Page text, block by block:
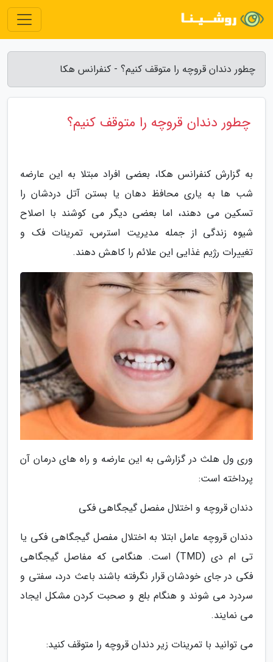
چطور دندان قروچه را متوقف کنیم؟ - کنفرانس هکا
چطور دندان قروچه را متوقف کنیم؟
به گزارش کنفرانس هکا، بعضی افراد مبتلا به این عارضه
شب ها به یاری محافظ دهان یا بستن آتل دردشان را
تسکین می دهند، اما بعضی دیگر می کوشند با اصلاح
شیوه زندگی از جمله مدیریت استرس، تمرینات فک و
تغییرات رژیم غذایی این علائم را کاهش دهند.
وری ول هلث در گزارشی به این عارضه و راه های درمان آن
پرداخته است:
دندان قروچه و اختلال مفصل گیجگاهی فکی
دندان قروچه عامل ابتلا به اختلال مفصل گیجگاهی فکی یا
تی ام دی (TMD) است. هنگامی که مفاصل گیجگاهی
فکی در جای خودشان قرار نگرفته باشند باعث درد، سفتی و
سردرد می شوند و هنگام بلع و صحبت کردن مشکل ایجاد
می نمایند.
می توانید با تمرینات زیر دندان قروچه را متوقف کنید: